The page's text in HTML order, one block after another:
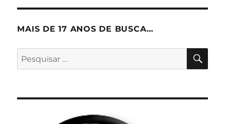
MAIS DE 17 ANOS DE BUSCA…
Pesquisar
por: